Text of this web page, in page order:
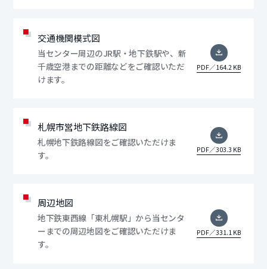
交通機関模式図
当センター周辺のJR駅・地下鉄駅や、新
千歳空港までの距離などをご確認いただ
けます。
PDF／164.2 KB
札幌市営地下鉄路線図
札幌地下鉄路線図をご確認いただけま
す。
PDF／303.3 KB
周辺地図
地下鉄東西線「東札幌駅」から当センタ
ーまでの周辺地図をご確認いただけま
す。
PDF／331.1 KB